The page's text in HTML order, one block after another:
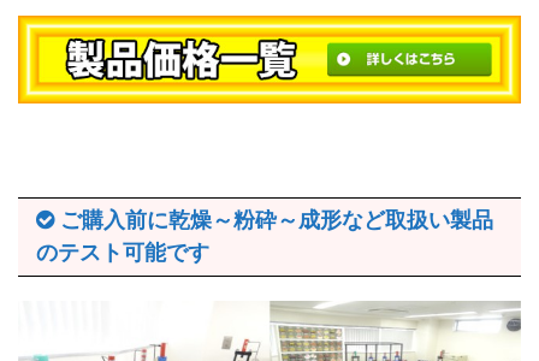
ご購入前に乾燥～粉砕～成形など取扱い製品
のテスト可能です